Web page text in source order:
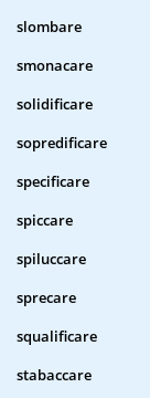
slombare
smonacare
solidificare
sopredificare
specificare
spiccare
spiluccare
sprecare
squalificare
stabaccare